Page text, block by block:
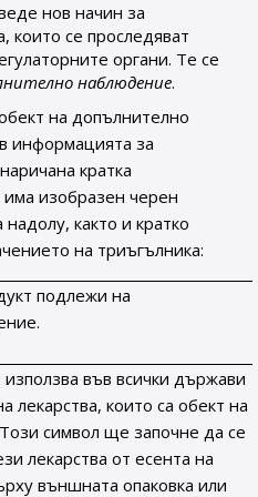
нов начин за
които се проследяват
органи. Те се
наблюдение.
на допълнително
информацията за
кратка
има изобразен черен
както и кратко
на триъгълника:
подлежи на
във всички държави
лекарства, които са обект на
символ ще започне да се
лекарства от есента на
външната опаковка или